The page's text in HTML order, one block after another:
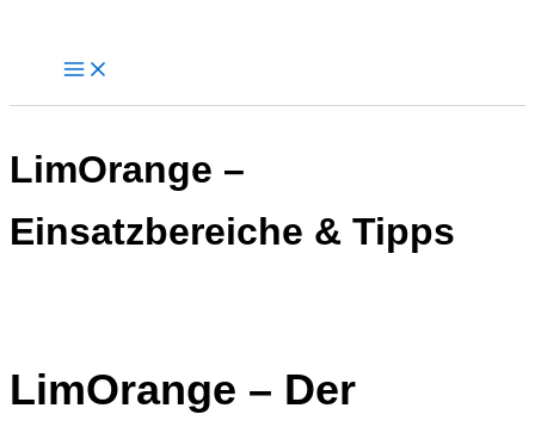
LimOrange –
Einsatzbereiche & Tipps
LimOrange – Der